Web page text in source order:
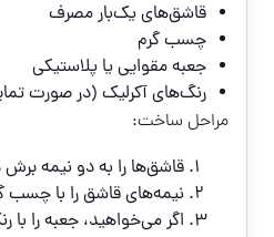
قاشق‌های یک‌بار مصرف
چسب گرم
جعبه مقوایی یا پلاستیکی
رنگ‌های آکرلیک (در صورت
مراحل ساخت:
قاشق‌ها را به دو نیمه
نیمه‌های قاشق را با چسب
اگر می‌خواهید، جعبه را با